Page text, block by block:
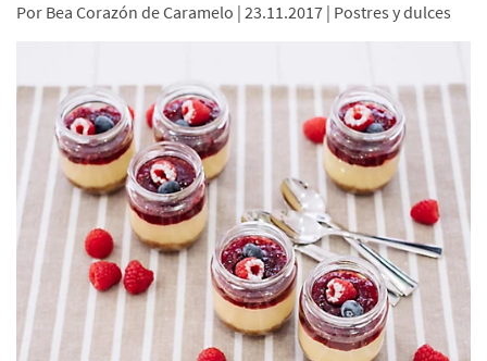
Por Bea Corazón de Caramelo | 23.11.2017 | Postres y dulces